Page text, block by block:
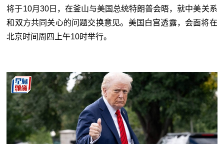
将于10月 30日，在釜山与美国总统特朗普会晤，就中美关系
和双方共同关心的问题交换意见。美国白宫透露，会面将在
北京时间周四上午10时举行。